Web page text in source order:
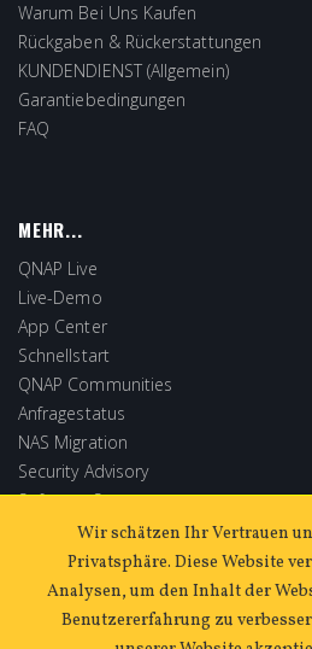
Warum Bei Uns Kaufen
Rückgaben & Rückerstattungen
KUNDENDIENST (Allgemein)
Garantiebedingungen
FAQ
MEHR...
QNAP Live
Live-Demo
App Center
Schnellstart
QNAP Communities
Anfragestatus
NAS Migration
Security Advisory
Software Store
Extended Warranty
Wir schätzen Ihr Vertrauen
Privatsphäre. Diese Website
Analysen, um den Inhalt der
Benutzererfahrung zu